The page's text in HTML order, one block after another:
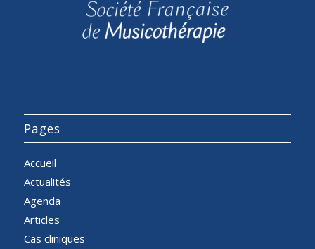
Pages
Accueil
Actualités
Agenda
Articles
Cas cliniques